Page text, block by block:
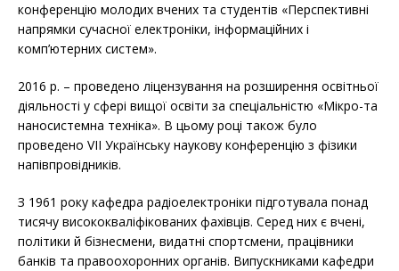
конференцію молодих вчених та студентів «Перспективні
напрямки сучасної електроніки, інформаційних і
комп’ютерних систем».
2016 р. – проведено ліцензування на розширення освітньої
діяльності у сфері вищої освіти за спеціальністю «Мікро-та
наносистемна техніка». В цьому році також було
проведено VII Українську наукову конференцію з фізики
напівпровідників.
З 1961 року кафедра радіоелектроніки підготувала понад
тисячу висококваліфікованих фахівців. Серед них є вчені,
політики й бізнесмени, видатні спортсмени, працівники
банків та правоохоронних органів. Випускниками кафедри